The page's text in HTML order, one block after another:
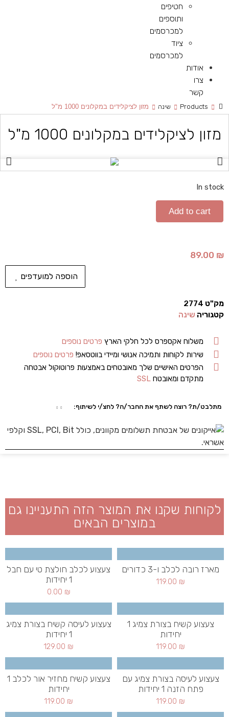
חטיפים
ותוספים
למכרסמים
ציוד
למכרסמים
אודות
צרו
קשר
Products שינה מזון לציקלידים במקלונים 1000 מ"ל
מזון לציקלידים במקלונים 1000 מ"ל
In stock
Add to cart
89.00 ₪
הוספה למועדפים
מק"ט 2774
קטגוריה שינה
משלוח אקספרס לכל חלקי הארץ פרטים נוספים
שירות לקוחות ותמיכה אנושי ומיידי בווטסאפ! פרטים נוספים
הפרטים האישיים שלך מאובטחים באמצעות פרוטוקול אבטחה
מתקדם ומאובטחSSL
מתלבט/ת? רוצה לשתף את החבר/ה? לחצ/י לשיתוף:
לקוחות שקנו את המוצר הזה התעניינו גם
במוצרים הבאים
מארז רובה לכלב ו-3 כדורים
119.00 ₪
צעצוע לכלב חולצת טי עם חבל
1 יחידות
0.00 ₪
צעצוע קשיח בצורת צמיג 1
יחידות
119.00 ₪
צעצוע לעיסה קשיח בצורת צמיג
1 יחידות
129.00 ₪
צעצוע לעיסה בצורת צמיג עם
פתח הזנה 1 יחידות
119.00 ₪
צעצוע קשיח מחזיר אור לכלב 1
יחידות
119.00 ₪